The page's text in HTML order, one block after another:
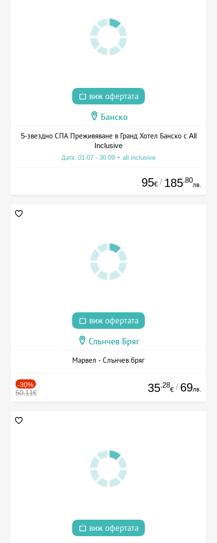
виж офертата
Банско
5-звездно СПА Преживяване в Гранд Хотел Банско с All
Inclusive
Дата: 01.07 - 30.09 + all inclusive
95€ / 185.80
лв.
виж офертата
Слънчев Бряг
Марвел - Слънчев бряг
-30%
50.11€ 35.28
€ / 69лв.
виж офертата